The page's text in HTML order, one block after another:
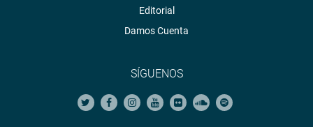
Editorial
Damos Cuenta
SÍGUENOS